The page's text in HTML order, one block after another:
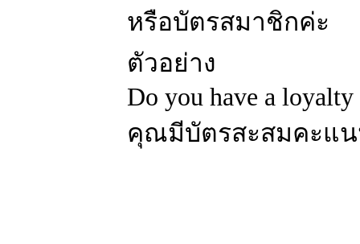
หรือบัตรสมาชิกค่ะ
ตัวอย่าง
Do you have a loyalty
คุณมีบัตรสะสมคะแน